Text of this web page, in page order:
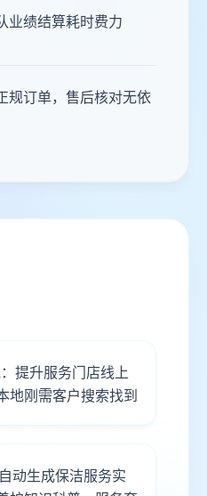
业绩结算耗时费力
规订单，售后核对无依
提升服务门店线上
地刚需客户搜索找到
动生成保洁服务实